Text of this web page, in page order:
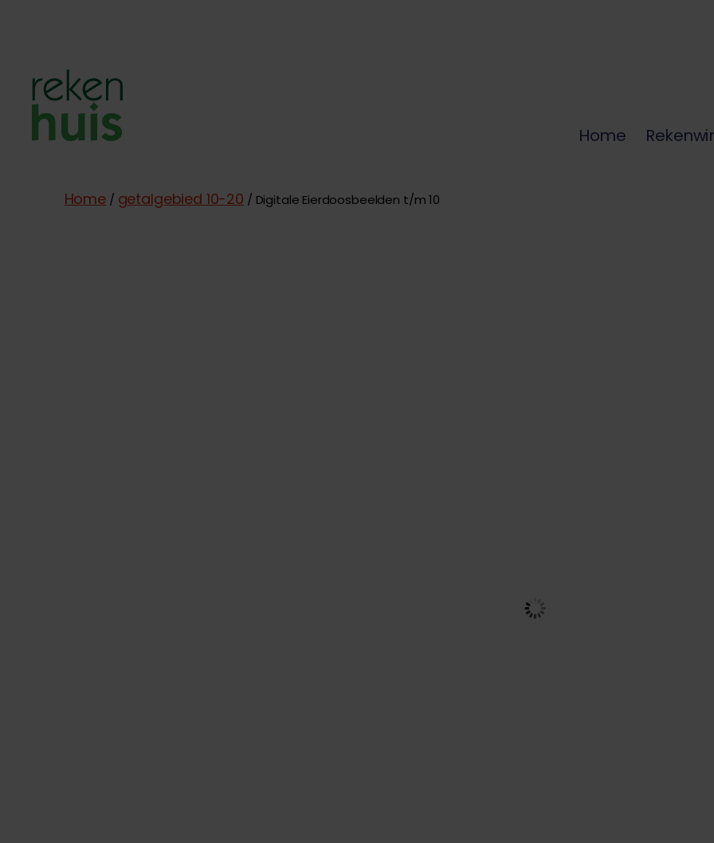
Rekenhuis Home
Home / getalgebied 10-20 / Digitale Eierdoosbeelden t/m 10